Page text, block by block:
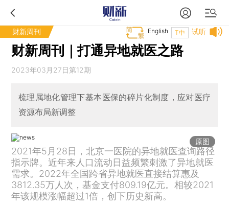
财新周刊 试听
T中
English
财新周刊｜打通异地就医之路
2023年03月27日第12期
梳理属地化管理下基本医保的碎片化制度，应对医疗
资源布局新调整
原图
2021年5月28日，北京一医院的异地就医查询路径
指示牌。近年来人口流动日益频繁刺激了异地就医
需求。2022年全国跨省异地就医直接结算惠及
3812.35万人次，基金支付809.19亿元。相较2021
年该规模涨幅超过1倍，创下历史新高。